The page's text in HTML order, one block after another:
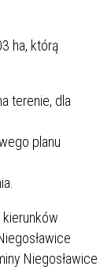
ha, którą
terenie, dla
planu
Niegosławice